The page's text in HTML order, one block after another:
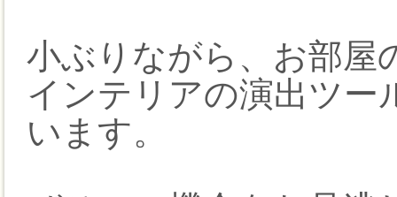
小ぶりながら、お部屋
インテリアの演出ツー
います。